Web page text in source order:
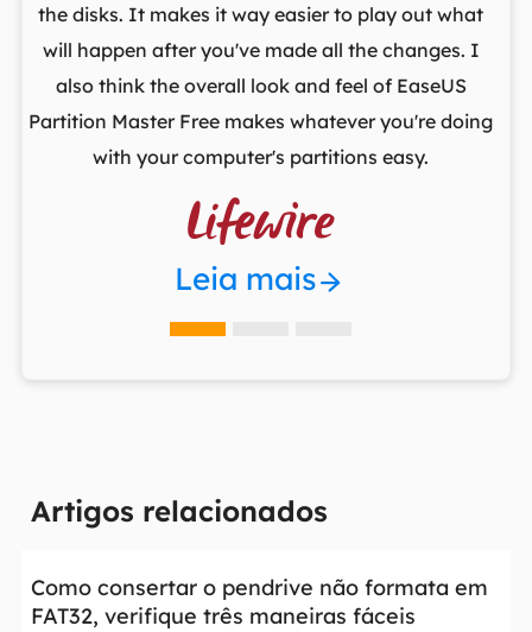
the disks. It makes it way easier to play out what
will happen after you've made all the changes. I
also think the overall look and feel of EaseUS
Partition Master Free makes whatever you're doing
with your computer's partitions easy.

Leia mais
Artigos relacionados
Como consertar o pendrive não formata em
FAT32, verifique três maneiras fáceis